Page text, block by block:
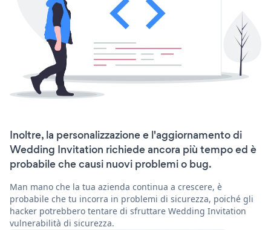
Inoltre, la personalizzazione e l'aggiornamento di
Wedding Invitation richiede ancora più tempo ed è
probabile che causi nuovi problemi o bug.
Man mano che la tua azienda continua a crescere, è
probabile che tu incorra in problemi di sicurezza, poiché gli
hacker potrebbero tentare di sfruttare Wedding Invitation
vulnerabilità di sicurezza.